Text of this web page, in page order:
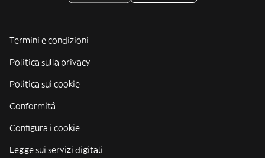
Termini e condizioni
Politica sulla privacy
Politica sui cookie
Conformità
Configura i cookie
Legge sui servizi digitali